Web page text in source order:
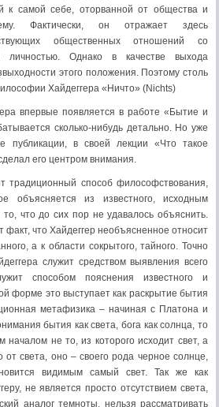
к самой себе, оторванной от общества и
ему. Фактически, он отражает здесь
общественных отношений со
личностью. Однако в качестве выхода
этого положения. Поэтому столь
Хайдеггера «Ничто» (Nichts)
впервые появляется в работе «Бытие и
сколько-нибудь детально. Но уже
публикации, в своей лекции «Что такое
его центром внимания.
традиционный способ философствования,
объясняется из известного, исходным
что до сих пор не удавалось объяснить.
факт, что Хайдеггер необъясненное относит
а к области сокрытого, тайного. Точно
служит средством выявления всего
способом пояснения известного и
форме это выступает как раскрытие бытия
метафизика – начиная с Платона и
бытия как света, бога как солнца, то
началом не то, из которого исходит свет, а
от света, оно – своего рода черное солнце,
видимым самый свет. Так же как
не является просто отсутствием света,
аналог темноты, нельзя рассматривать